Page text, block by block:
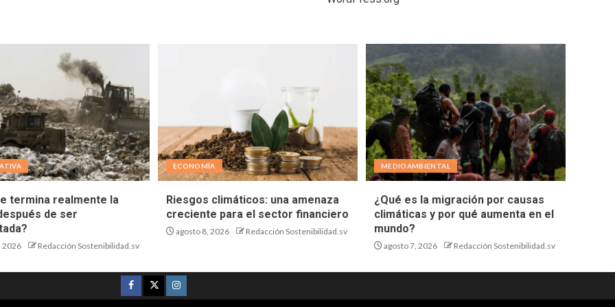
termina realmente la
de ser
2026 Redacción Sostenibilidad.sv
ECONOMÍA
Riesgos climáticos: una amenaza
creciente para el sector financiero
agosto 8, 2026 Redacción Sostenibilidad.sv
MEDIOAMBIENTAL
¿Qué es la migración por causas
climáticas y por qué aumenta en el
mundo?
agosto 7, 2026 Redacción Sostenibilidad.sv